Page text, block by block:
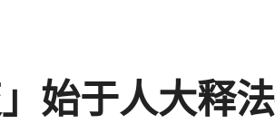
」始于人大释